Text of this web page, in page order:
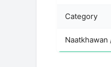
Category
Naatkhawan